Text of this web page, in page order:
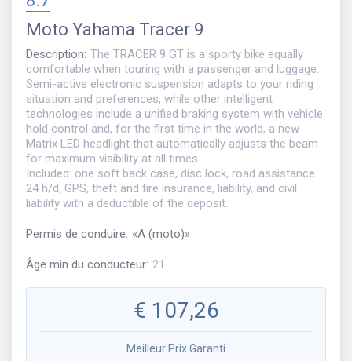
Moto Yahama Tracer 9
Description: The TRACER 9 GT is a sporty bike equally
comfortable when touring with a passenger and luggage.
Semi-active electronic suspension adapts to your riding
situation and preferences, while other intelligent
technologies include a unified braking system with vehicle
hold control and, for the first time in the world, a new
Matrix LED headlight that automatically adjusts the beam
for maximum visibility at all times
Included: one soft back case, disc lock, road assistance
24 h/d, GPS, theft and fire insurance, liability, and civil
liability with a deductible of the deposit.
Permis de conduire: «A (moto)»
Âge min du conducteur: 21
€ 107,26
Meilleur Prix Garanti